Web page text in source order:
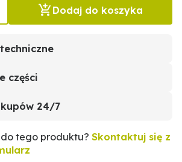
Dodaj do koszyka
części
24/7
tego produktu? Skontaktuj się z